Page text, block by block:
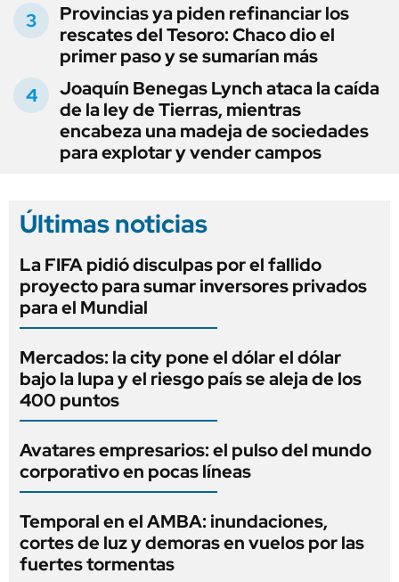
Provincias ya piden refinanciar los
rescates del Tesoro: Chaco dio el
primer paso y se sumarían más
Joaquín Benegas Lynch ataca la caída
de la ley de Tierras, mientras
encabeza una madeja de sociedades
para explotar y vender campos
Últimas noticias
La FIFA pidió disculpas por el fallido
proyecto para sumar inversores privados
para el Mundial
Mercados: la city pone el dólar el dólar
bajo la lupa y el riesgo país se aleja de los
400 puntos
Avatares empresarios: el pulso del mundo
corporativo en pocas líneas
Temporal en el AMBA: inundaciones,
cortes de luz y demoras en vuelos por las
fuertes tormentas